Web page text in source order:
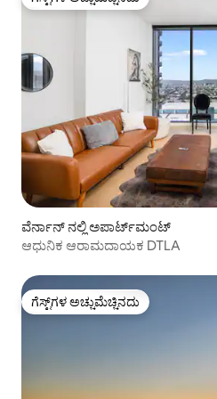
ಗೆಸ್ಟ್‌ಗಳ ಅಚ್ಚುಮೆಚ್ಚಿನದು
ವೆರ್ನಾನ್ ನಲ್ಲಿ ಅಪಾರ್ಟ್‌ಮಂಟ್
ಆಧುನಿಕ ಆರಾಮದಾಯಕ DTLA
ಗೆಸ್ಟ್‌ಗಳ ಅಚ್ಚುಮೆಚ್ಚಿನದು
ಗೆಸ್ಟ್‌ಗಳ ಅಚ್ಚುಮೆಚ್ಚಿನದು